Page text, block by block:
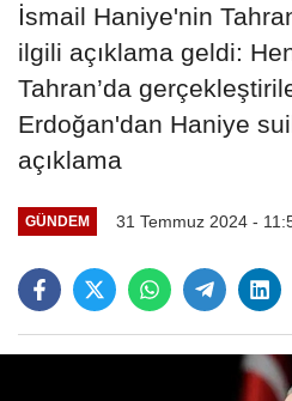
İsmail Haniye'nin
ilgili açıklama geldi:
Tahran’da
Erdoğan'dan Haniye
açıklama
GÜNDEM 31 Temmuz 2024 -